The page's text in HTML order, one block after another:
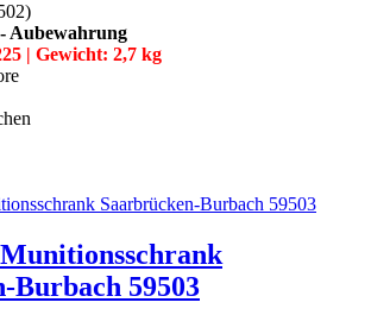
)
Aubewahrung
| Gewicht: 2,7 kg
Burbach 59503